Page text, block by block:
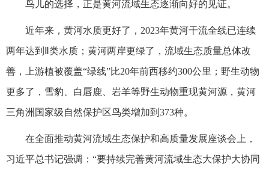
鸟儿的选择，正是黄河流域生态逐渐向好的见证。
近年来，黄河水质更好了，2023年黄河干流全线已连续
两年达到Ⅱ类水质；黄河两岸更绿了，流域生态质量总体改
善，上游植被覆盖“绿线”比20年前西移约300公里；野生动物
更多了，雪豹、白唇鹿、岩羊等野生动物重现黄河源，黄河
三角洲国家级自然保护区鸟类增加到373种。
在全面推动黄河流域生态保护和高质量发展座谈会上，
习近平总书记强调：“要持续完善黄河流域生态大保护大协同